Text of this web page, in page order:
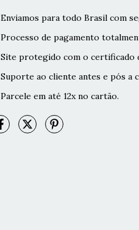
Enviamos para todo Brasil com
Processo de pagamento
Site protegido com o certificado
Suporte ao cliente antes e pós a
Parcele em até 12x no cartão.